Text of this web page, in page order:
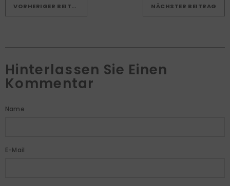
VORHERIGER BEITRAG NÄCHSTER BEITRAG
Hinterlassen Sie Einen
Kommentar
Name
E-Mail